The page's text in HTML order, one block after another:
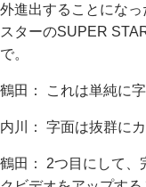
外進出することにな
スターのSUPER
で。
鶴田： これは単純に
内川： 字面は抜群に
鶴田： 2つ目にして、